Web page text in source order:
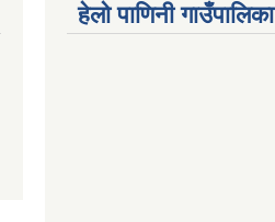
हेलो पाणिनी गाउँपालिका